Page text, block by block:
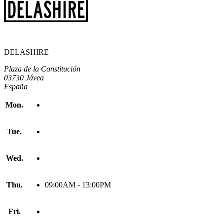
DELASHIRE
Plaza de la Constitución
03730 Jávea
España
Mon.
Tue.
Wed.
Thu. 09:00AM - 13:00PM
Fri.